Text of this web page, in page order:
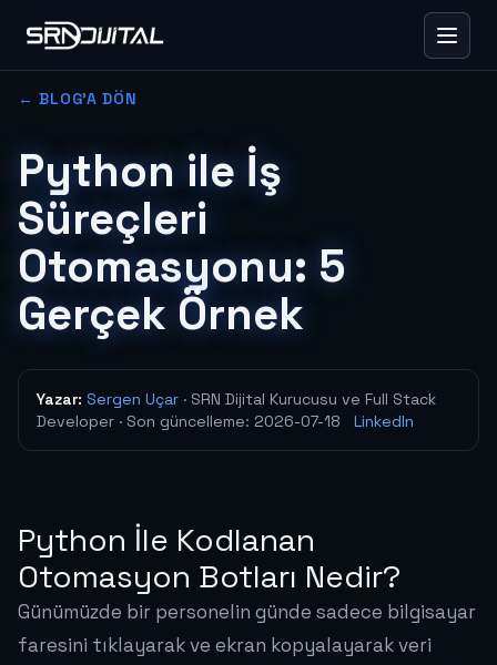
← BLOG'A DÖN
Python ile İş
Süreçleri
Otomasyonu: 5
Gerçek Örnek
Yazar: Sergen Uçar · SRN Dijital Kurucusu ve Full Stack
Developer · Son güncelleme: 2026-07-18 LinkedIn
Python İle Kodlanan
Otomasyon Botları Nedir?
Günümüzde bir personelin günde sadece bilgisayar
faresini tıklayarak ve ekran kopyalayarak veri